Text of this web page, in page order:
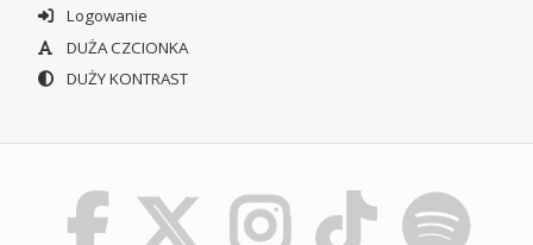
Logowanie
DUŻA CZCIONKA
DUŻY KONTRAST